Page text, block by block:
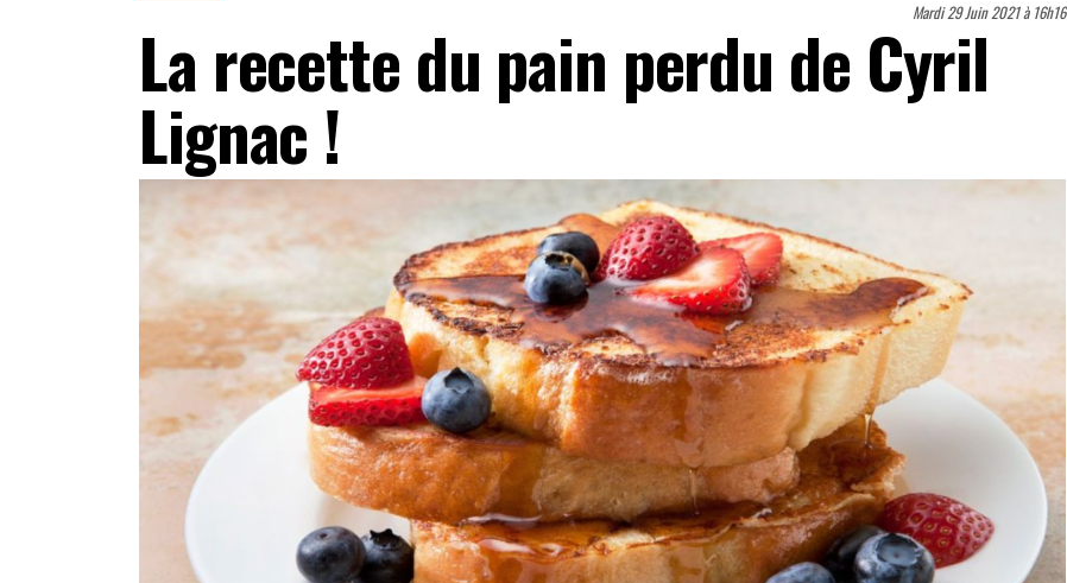
Mardi 29 Juin 2021 à 16h16
La recette du pain perdu de Cyril
Lignac !